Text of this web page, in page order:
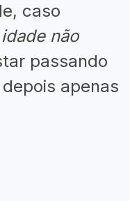
caso
idade não
passando
apenas